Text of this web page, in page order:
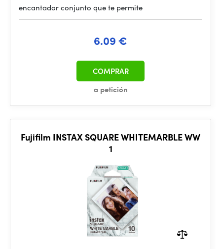
encantador conjunto que te permite
6.09 €
a petición
COMPRAR
Fujifilm INSTAX SQUARE WHITEMARBLE WW
1